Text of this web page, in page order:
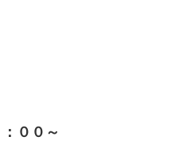
００～